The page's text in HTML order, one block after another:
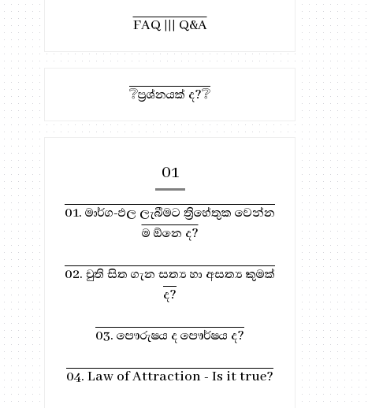
FAQ ||| Q&A
❔ප්‍රශ්නයක් ද?❔
01
01. මාර්ග-ඵල ලැබීමට ත්‍රිහේතුක වෙන්න
ම ඕනෙ ද?
02. චුති සිත ගැන සත්‍ය හා අසත්‍ය කුමක්
ද?
03. පෞරුෂය ද පෞර්ෂය ද?
04. Law of Attraction - Is it true?